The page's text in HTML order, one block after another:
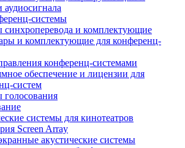
аудиосигнала
системы
синхроперевода и комплектующие
и комплектующие для конференц-
конференц-системами
обеспечение и лицензии для
систем
системы для кинотеатров
Screen Array
акустические системы